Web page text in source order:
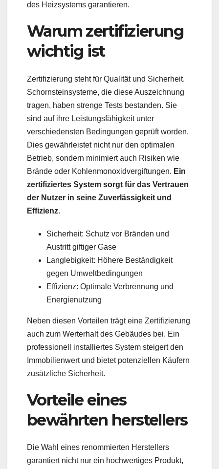
des Heizsystems garantieren.
Warum zertifizierung
wichtig ist
Zertifizierung steht für Qualität und Sicherheit.
Schornsteinsysteme, die diese Auszeichnung
tragen, haben strenge Tests bestanden. Sie
sind auf ihre Leistungsfähigkeit unter
verschiedensten Bedingungen geprüft worden.
Dies gewährleistet nicht nur den optimalen
Betrieb, sondern minimiert auch Risiken wie
Brände oder Kohlenmonoxidvergiftungen. Ein
zertifiziertes System sorgt für das Vertrauen
der Nutzer in seine Zuverlässigkeit und
Effizienz.
Sicherheit: Schutz vor Bränden und
Austritt giftiger Gase
Langlebigkeit: Höhere Beständigkeit
gegen Umweltbedingungen
Effizienz: Optimale Verbrennung und
Energienutzung
Neben diesen Vorteilen trägt eine Zertifizierung
auch zum Werterhalt des Gebäudes bei. Ein
professionell installiertes System steigert den
Immobilienwert und bietet potenziellen Käufern
zusätzliche Sicherheit.
Vorteile eines
bewährten herstellers
Die Wahl eines renommierten Herstellers
garantiert nicht nur ein hochwertiges Produkt,